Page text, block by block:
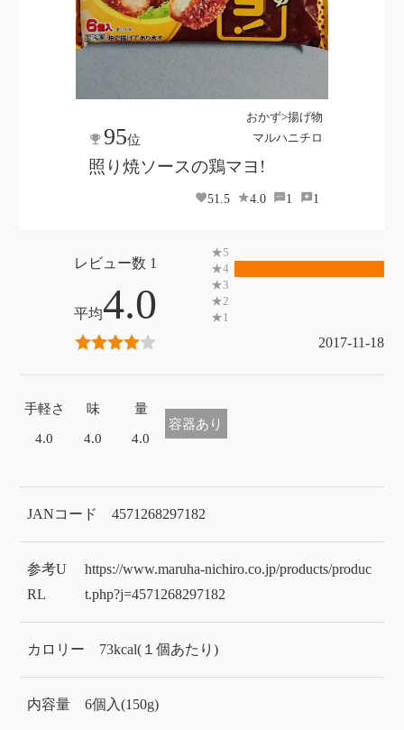
おかず>揚げ物
マルハニチロ
95位
照り焼ソースの鶏マヨ!
51.5 4.0 1 1
1
4.0
2017-11-18
手軽さ
4.0
味
4.0
量
4.0
容器あり
JANコード 4571268297182
参考U
RL
https://www.maruha-nichiro.co.jp/products/produc
t.php?j=4571268297182
カロリー 73kcal(１個あたり)
内容量 6個入(150g)